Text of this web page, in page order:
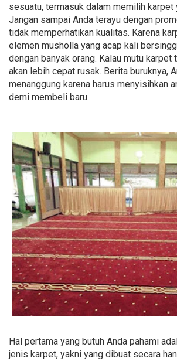
sesuatu, termasuk dalam memilih karpet
Jangan sampai Anda terayu dengan
tidak memperhatikan kualitas. Karena
elemen musholla yang acap kali
dengan banyak orang. Kalau mutu karpet
akan lebih cepat rusak. Berita buruknya,
menanggung karena harus menyisihkan
demi membeli baru.
Hal pertama yang butuh Anda pahami
jenis karpet, yakni yang dibuat secara